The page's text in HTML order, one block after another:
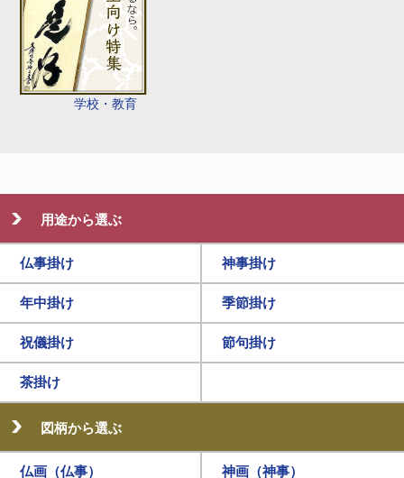
学校・教育
用途から選ぶ
仏事掛け 神事掛け
年中掛け 季節掛け
祝儀掛け 節句掛け
茶掛け
図柄から選ぶ
仏画（仏事） 神画（神事）